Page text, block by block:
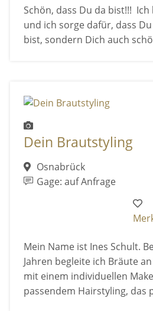
Schön, dass Du da bist!!!
und ich sorge dafür, dass
bist, sondern Dich auch
Dein Brautstyling
Osnabrück
Gage: auf Anfrage
Mein Name ist Ines Schult.
Jahren begleite ich Bräute
mit einem individuellen
passendem Hairstyling, das